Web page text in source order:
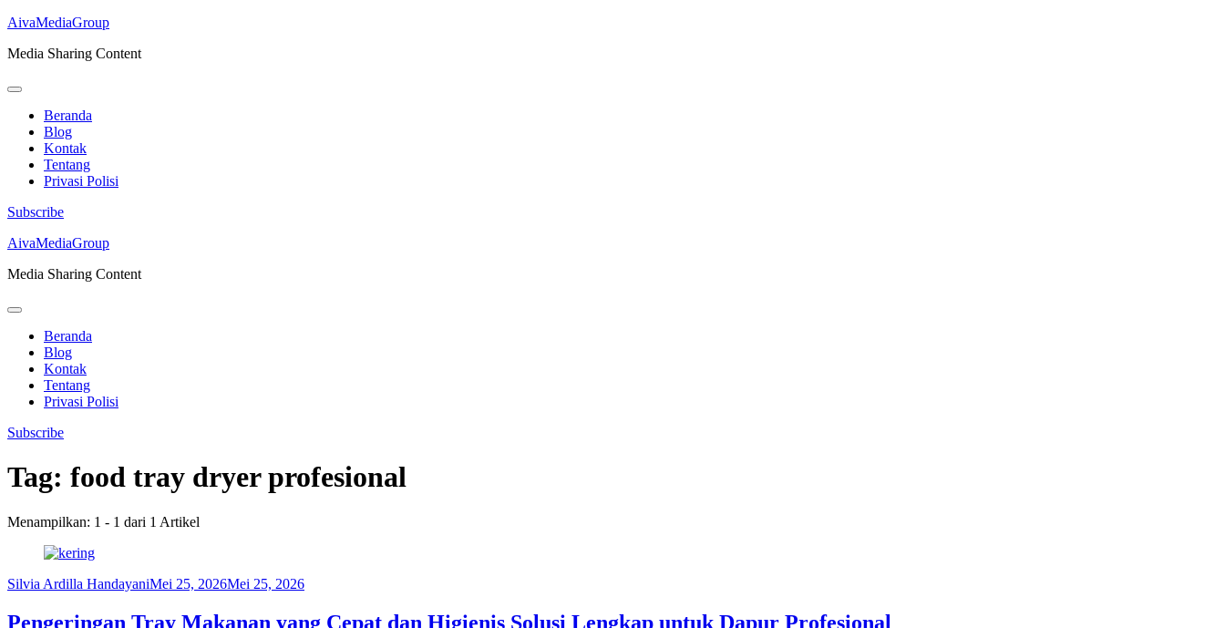
AivaMediaGroup
Media Sharing Content
Beranda
Blog
Kontak
Tentang
Privasi Polisi
Subscribe
Lompat
konten
Enter)
AivaMediaGroup
Media Sharing Content
Beranda
Blog
Kontak
Tentang
Privasi Polisi
Subscribe
Tag: food tray dryer profesional
Menampilkan: 1 - 1 dari 1 Artikel
Silvia Ardilla HandayaniMei 25, 2026Mei 25, 2026
Pengeringan Tray Makanan yang Cepat dan Higienis Solusi Lengkap untuk Dapur Profesional